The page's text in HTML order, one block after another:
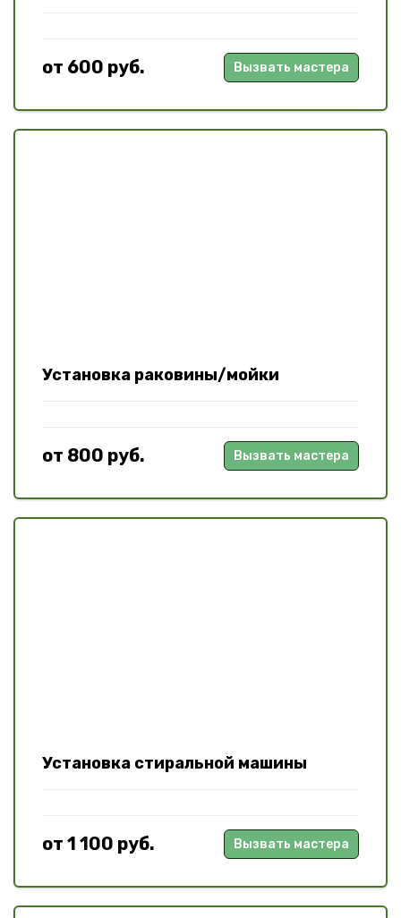
от 600 руб. Вызвать мастера
Установка раковины/мойки
от 800 руб. Вызвать мастера
Установка стиральной машины
от 1 100 руб. Вызвать мастера